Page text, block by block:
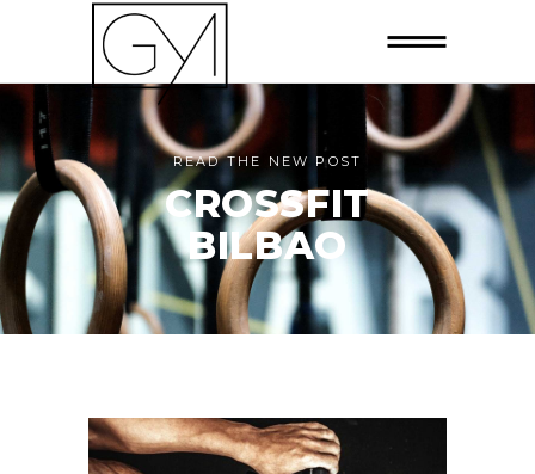
READ THE NEW POST
CROSSFIT
BILBAO